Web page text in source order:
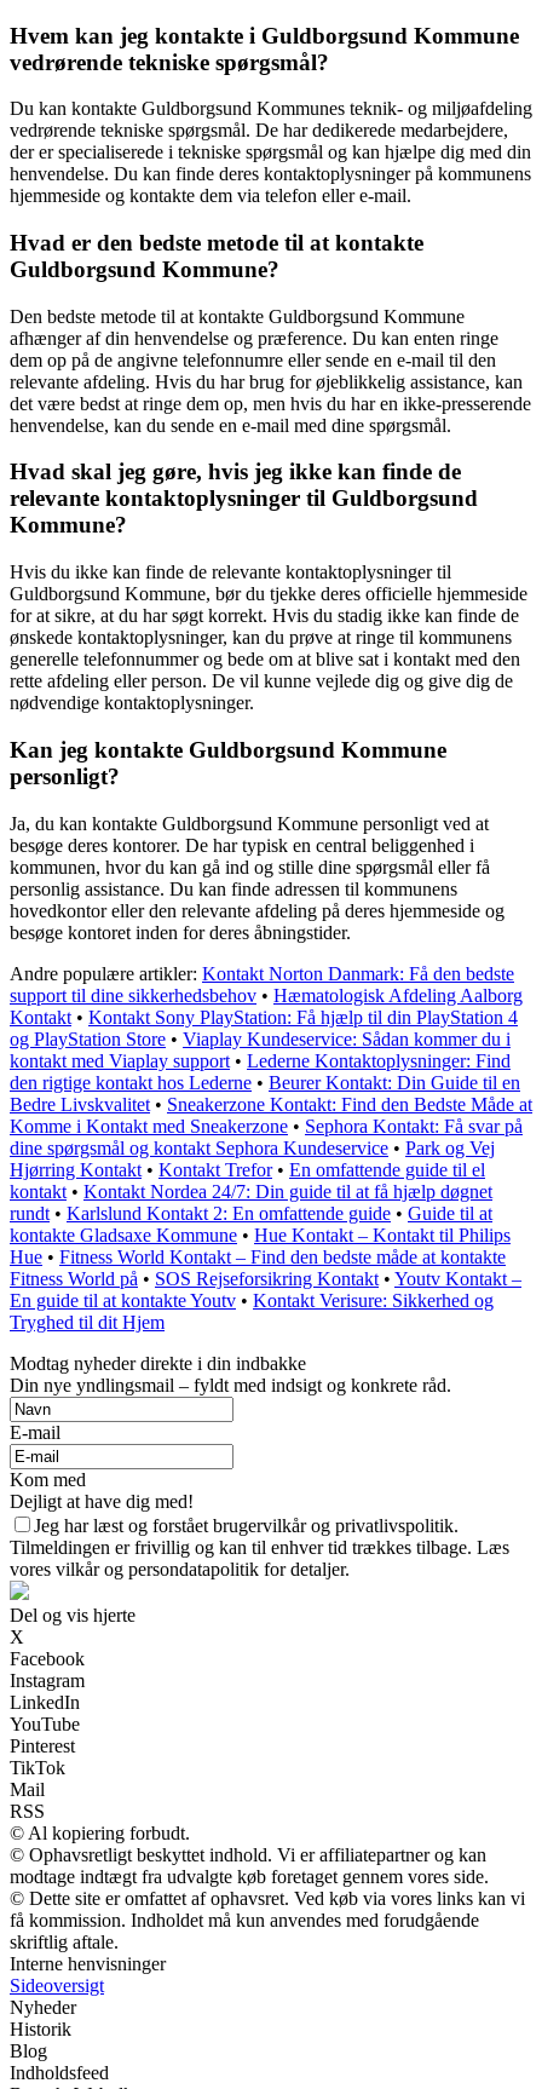
Hvem kan jeg kontakte i Guldborgsund Kommune
vedrørende tekniske spørgsmål?
Du kan kontakte Guldborgsund Kommunes teknik- og miljøafdeling
vedrørende tekniske spørgsmål. De har dedikerede medarbejdere,
der er specialiserede i tekniske spørgsmål og kan hjælpe dig med din
henvendelse. Du kan finde deres kontaktoplysninger på kommunens
hjemmeside og kontakte dem via telefon eller e-mail.
Hvad er den bedste metode til at kontakte
Guldborgsund Kommune?
Den bedste metode til at kontakte Guldborgsund Kommune
afhænger af din henvendelse og præference. Du kan enten ringe
dem op på de angivne telefonnumre eller sende en e-mail til den
relevante afdeling. Hvis du har brug for øjeblikkelig assistance, kan
det være bedst at ringe dem op, men hvis du har en ikke-presserende
henvendelse, kan du sende en e-mail med dine spørgsmål.
Hvad skal jeg gøre, hvis jeg ikke kan finde de
relevante kontaktoplysninger til Guldborgsund
Kommune?
Hvis du ikke kan finde de relevante kontaktoplysninger til
Guldborgsund Kommune, bør du tjekke deres officielle hjemmeside
for at sikre, at du har søgt korrekt. Hvis du stadig ikke kan finde de
ønskede kontaktoplysninger, kan du prøve at ringe til kommunens
generelle telefonnummer og bede om at blive sat i kontakt med den
rette afdeling eller person. De vil kunne vejlede dig og give dig de
nødvendige kontaktoplysninger.
Kan jeg kontakte Guldborgsund Kommune
personligt?
Ja, du kan kontakte Guldborgsund Kommune personligt ved at
besøge deres kontorer. De har typisk en central beliggenhed i
kommunen, hvor du kan gå ind og stille dine spørgsmål eller få
personlig assistance. Du kan finde adressen til kommunens
hovedkontor eller den relevante afdeling på deres hjemmeside og
besøge kontoret inden for deres åbningstider.
Andre populære artikler: Kontakt Norton Danmark: Få den bedste
support til dine sikkerhedsbehov • Hæmatologisk Afdeling Aalborg
Kontakt • Kontakt Sony PlayStation: Få hjælp til din PlayStation 4
og PlayStation Store • Viaplay Kundeservice: Sådan kommer du i
kontakt med Viaplay support • Lederne Kontaktoplysninger: Find
den rigtige kontakt hos Lederne • Beurer Kontakt: Din Guide til en
Bedre Livskvalitet • Sneakerzone Kontakt: Find den Bedste Måde at
Komme i Kontakt med Sneakerzone • Sephora Kontakt: Få svar på
dine spørgsmål og kontakt Sephora Kundeservice • Park og Vej
Hjørring Kontakt • Kontakt Trefor• En omfattende guide til el
kontakt • Kontakt Nordea 24/7: Din guide til at få hjælp døgnet
rundt • Karlslund Kontakt 2: En omfattende guide • Guide til at
kontakte Gladsaxe Kommune • Hue Kontakt – Kontakt til Philips
Hue • Fitness World Kontakt – Find den bedste måde at kontakte
Fitness World på • SOS Rejseforsikring Kontakt • Youtv Kontakt –
En guide til at kontakte Youtv • Kontakt Verisure: Sikkerhed og
Tryghed til dit Hjem
Modtag nyheder direkte i din indbakke
Din nye yndlingsmail – fyldt med indsigt og konkrete råd.
E-mail
Kom med
Dejligt at have dig med!
Jeg har læst og forstået brugervilkår og privatlivspolitik.
Tilmeldingen er frivillig og kan til enhver tid trækkes tilbage. Læs
vores vilkår og persondatapolitik for detaljer.
Del og vis hjerte
X
Facebook
Instagram
LinkedIn
YouTube
Pinterest
TikTok
Mail
RSS
© Al kopiering forbudt.
© Ophavsretligt beskyttet indhold. Vi er affiliatepartner og kan
modtage indtægt fra udvalgte køb foretaget gennem vores side.
© Dette site er omfattet af ophavsret. Ved køb via vores links kan vi
få kommission. Indholdet må kun anvendes med forudgående
skriftlig aftale.
Interne henvisninger
Sideoversigt
Nyheder
Historik
Blog
Indholdsfeed